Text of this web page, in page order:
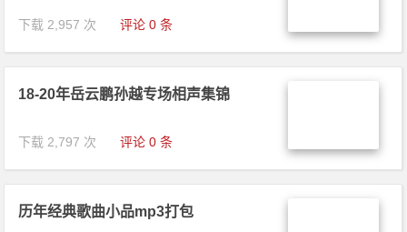
下载 2,957 次 评论 0 条
18-20年岳云鹏孙越专场相声集锦
下载 2,797 次 评论 0 条
历年经典歌曲小品mp3打包